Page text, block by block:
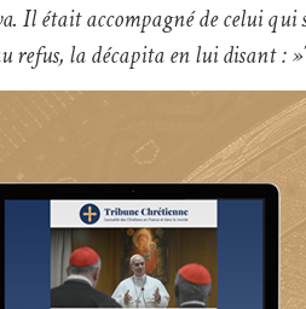
Il était accompagné de celui qui
refus, la décapita en lui disant :